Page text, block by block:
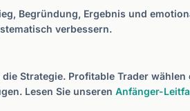
Begründung, Ergebnis und
verbessern.
Strategie. Profitable Trader
Lesen Sie unseren Anfänger-